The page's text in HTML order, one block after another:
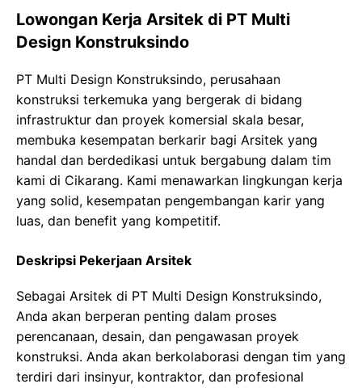
Lowongan Kerja Arsitek di PT Multi
Design Konstruksindo
PT Multi Design Konstruksindo, perusahaan
konstruksi terkemuka yang bergerak di bidang
infrastruktur dan proyek komersial skala besar,
membuka kesempatan berkarir bagi Arsitek yang
handal dan berdedikasi untuk bergabung dalam tim
kami di Cikarang. Kami menawarkan lingkungan kerja
yang solid, kesempatan pengembangan karir yang
luas, dan benefit yang kompetitif.
Deskripsi Pekerjaan Arsitek
Sebagai Arsitek di PT Multi Design Konstruksindo,
Anda akan berperan penting dalam proses
perencanaan, desain, dan pengawasan proyek
konstruksi. Anda akan berkolaborasi dengan tim yang
terdiri dari insinyur, kontraktor, dan profesional